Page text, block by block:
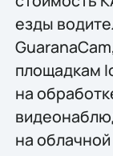
езды
площадкам
на
на